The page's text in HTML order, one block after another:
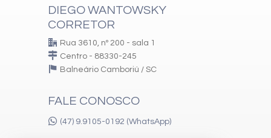
DIEGO WANTOWSKY
CORRETOR
Rua 3610, nº 200 - sala 1
Centro - 88330-245
Balneário Camboriú / SC
FALE CONOSCO
(47) 9.9105-0192 (WhatsApp)